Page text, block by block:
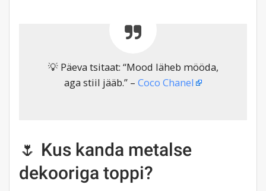
💡 Päeva tsitaat: “Mood läheb mööda,
aga stiil jääb.” – Coco Chanel
🌷 Kus kanda metalse
dekooriga toppi?